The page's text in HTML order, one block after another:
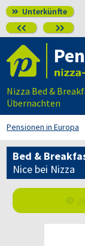
 Unterkünfte
 
Nizza Bed &
Übernachten
Pensionen in Europa
Bed &
Nice bei Nizza